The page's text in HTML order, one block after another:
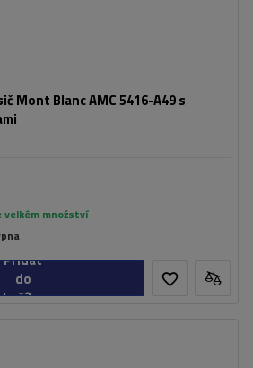
Mont Blanc AMC 5416-A49 s
množství
Přidat
do
košíku